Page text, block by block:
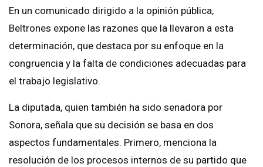
En un comunicado dirigido a la opinión pública,
Beltrones expone las razones que la llevaron a esta
determinación, que destaca por su enfoque en la
congruencia y la falta de condiciones adecuadas para
el trabajo legislativo.
La diputada, quien también ha sido senadora por
Sonora, señala que su decisión se basa en dos
aspectos fundamentales. Primero, menciona la
resolución de los procesos internos de su partido que